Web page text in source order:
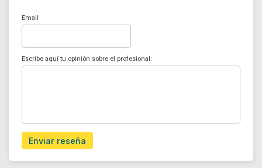
Email
Escribe aquí tu opinión sobre el profesional:
Enviar reseña